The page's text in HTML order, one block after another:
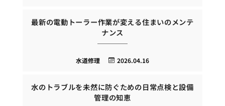
最新の電動トーラー作業が変える住まいのメンテ
ナンス
2026.04.16
水道修理
水のトラブルを未然に防ぐための日常点検と設備
管理の知恵